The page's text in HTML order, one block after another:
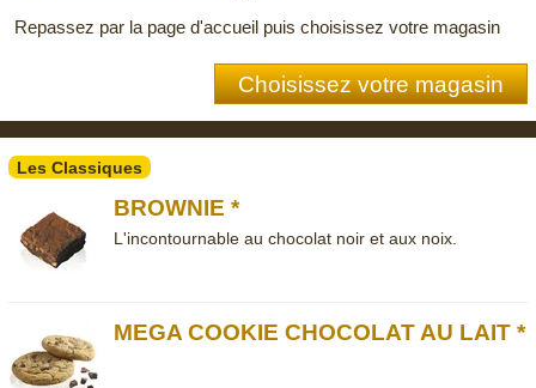
Repassez par la page d'accueil puis choisissez votre magasin
Choisissez votre magasin
Les Classiques
BROWNIE *
L'incontournable au chocolat noir et aux noix.
MEGA COOKIE CHOCOLAT AU LAIT *